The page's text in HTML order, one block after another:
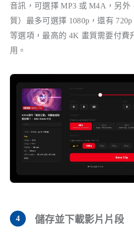
音訊，可選擇 MP3 或 M4A，另外
質）最多可選擇 1080p，還有 720p
等選項，最高的 4K 畫質需要付費
用。
儲存並下載影片片段